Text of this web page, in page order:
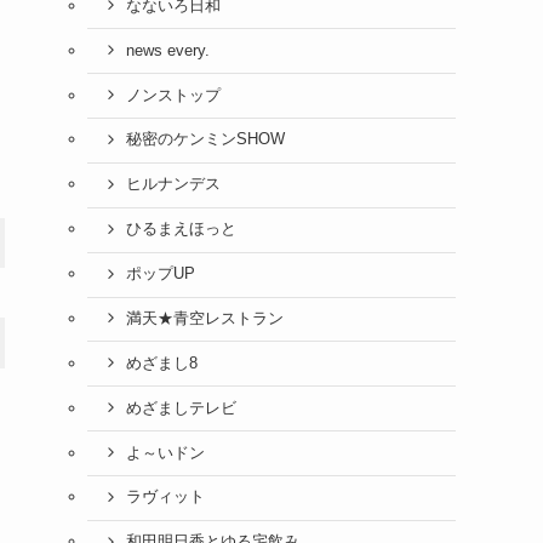
なないろ日和
news every.
ノンストップ
秘密のケンミンSHOW
ヒルナンデス
ひるまえほっと
ポップUP
満天★青空レストラン
めざまし8
めざましテレビ
よ～いドン
ラヴィット